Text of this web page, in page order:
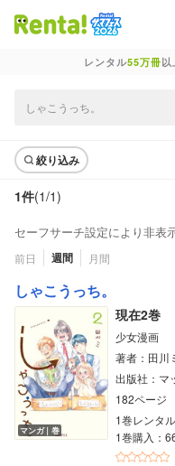
レンタル55万冊以
絞り込み
1件(1/1)
セーフサーチ設定により非表
前日 週間 月間
しゃこうっち。
マンガ｜巻
現在2巻
少女漫画
著者：田川
出版社：マ
182ページ
1巻レンタ
1巻購入：